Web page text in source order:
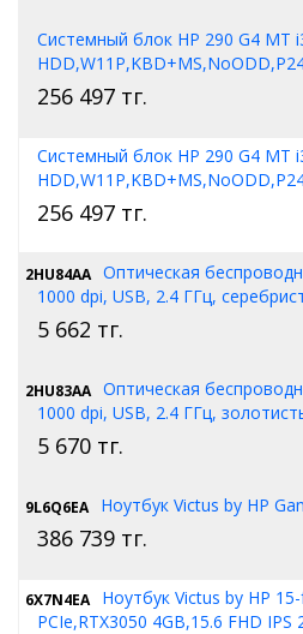
Системный блок HP 290 G4 MT
256 497 тг.
Системный блок HP 290 G4 MT
256 497 тг.
2HU84AA Оптическая
1000 dpi, USB, 2.4 ГГц,
5 662 тг.
2HU83AA Оптическая
1000 dpi, USB, 2.4 ГГц,
5 670 тг.
9L6Q6EA Ноутбук Victus by HP
386 739 тг.
6X7N4EA
Ноутбук Victus by HP
PCIe,RTX3050 4GB,15.6 FHD